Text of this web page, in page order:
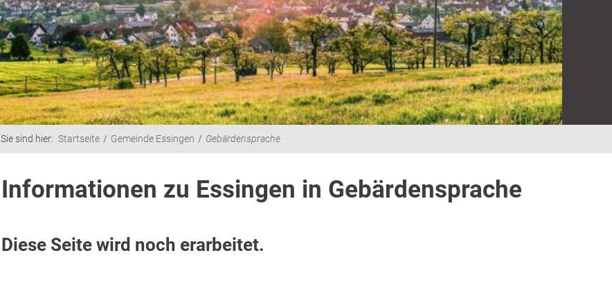
Sie sind hier: Startseite Gemeinde Essingen Gebärdensprache
Informationen zu Essingen in Gebärdensprache
Diese Seite wird noch erarbeitet.